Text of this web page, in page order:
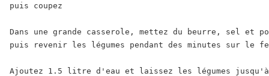
puis coupez
Dans une grande casserole, mettez du beurre, sel et
puis revenir les légumes pendant des minutes sur le
Ajoutez 1.5 litre d'eau et laissez les légumes